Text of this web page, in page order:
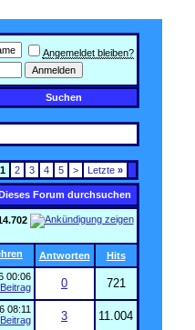
Angemeldet bleiben?
Suchen
1 2 3 4 5 > Letzte»
Forum durchsuchen
Antworten Hits
00:06
0
721
08:11
3
11.004